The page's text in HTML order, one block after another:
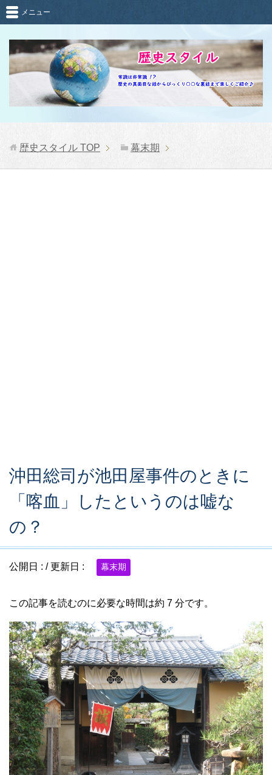
メニュー
歴史スタイル TOP 幕末期
沖田総司が池田屋事件のときに
「喀血」したというのは嘘な
の？
公開日 : / 更新日 : 幕末期
この記事を読むのに必要な時間は約 7 分です。